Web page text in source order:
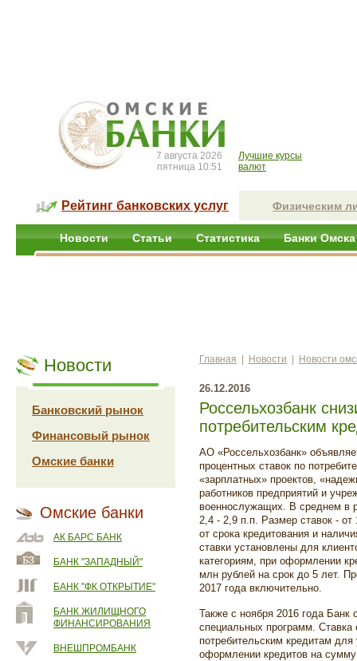
7 августа 2026
пятница 10:51
Лучшие курсы
валют
Рейтинг банковских услуг Физическим
Новости Статьи Статистика Банки Омска
Новости
Банковский рынок
Финансовый рынок
Омские банки
Омские банки
АК БАРС БАНК
БАНК "ЗАПАДНЫЙ"
БАНК "ФК ОТКРЫТИЕ"
БАНК ЖИЛИЩНОГО
ФИНАНСИРОВАНИЯ
ВНЕШПРОМБАНК
Главная Новости Новости
26.12.2016
Россельхозбанк
потребительским
АО «Россельхозбанк»
процентных ставок по
«зарплатных» проектов,
работников предприятий и
военнослужащих. В среднем в
2,4 - 2,9 п.п. Размер ставок -
от срока кредитования и
ставки установлены для
категориям, при оформлении
млн рублей на срок до 5 лет.
2017 года включительно.
Также с ноября 2016 года Банк
специальных программ. Ставка
потребительским кредитам для
оформлении кредитов на